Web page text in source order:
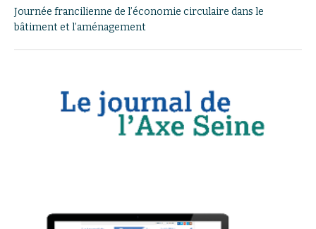
Journée francilienne de l’économie circulaire dans le
bâtiment et l’aménagement